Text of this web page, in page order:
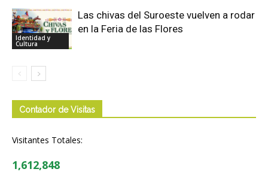
Identidad y
Cultura
Las chivas del Suroeste vuelven a rodar
en la Feria de las Flores
Contador de Visitas
Visitantes Totales:
1,612,848